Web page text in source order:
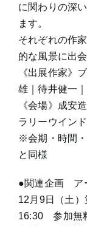
に関わりの深
ます。
それぞれの作
的な風景に出
《出展作家》
雄｜待井健一
《会場》成安
ラリーウイン
※会期・時間・
と同様
●関連企画 ア
12月9日（土
16:30 参加無